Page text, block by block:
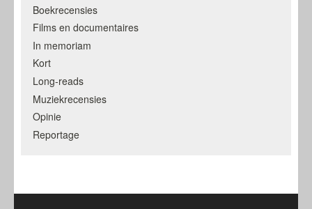
Boekrecensies
Films en documentaires
In memoriam
Kort
Long-reads
Muziekrecensies
Opinie
Reportage